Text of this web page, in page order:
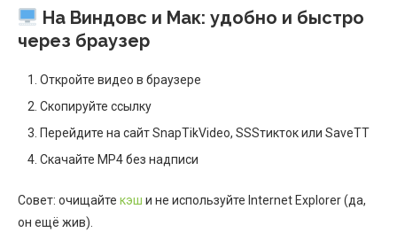
На Виндовс и Мак: удобно и быстро
через браузер
Откройте видео в браузере
Скопируйте ссылку
Перейдите на сайт SnapTikVideo, SSSтикток или SaveTT
Скачайте MP4 без надписи
Совет: очищайте кэш и не используйте Internet Explorer (да,
он ещё жив).